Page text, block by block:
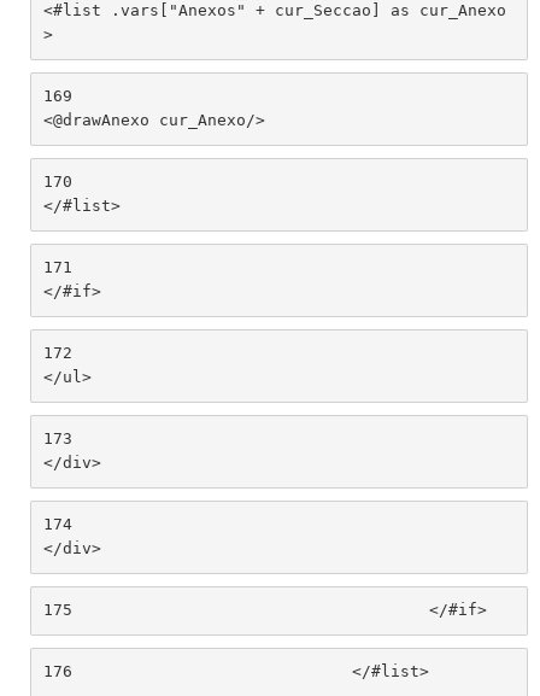
<#list .vars["Anexos" + cur_Seccao] as cur_Anexo
>
169
<@drawAnexo cur_Anexo/>
170
</#list>
171
</#if>
172
</ul>
173
</div>
174
</div>
175
					</#if>
176